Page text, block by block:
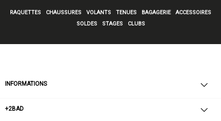
RAQUETTES CHAUSSURES VOLANTS TENUES BAGAGERIE
ACCESSOIRES
SOLDES
STAGES CLUBS
INFORMATIONS
+2BAD